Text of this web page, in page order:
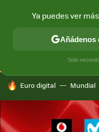
CONECTIVIDAD MÓVIL
HOY SE HABLA DE
Euro digital Mundial
Ya puedes ver
Añádenos
Solo